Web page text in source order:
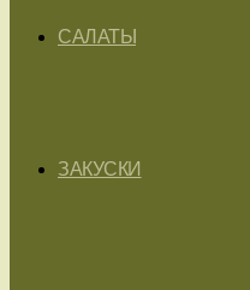
САЛАТЫ
ЗАКУСКИ